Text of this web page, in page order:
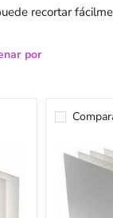
recortar
por
pluma
50x70
5mm